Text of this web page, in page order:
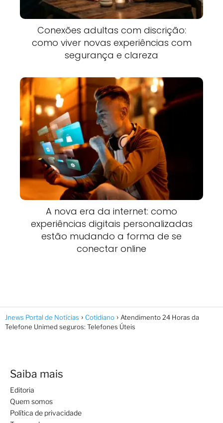
Conexões adultas com discrição:
como viver novas experiências com
segurança e clareza
A nova era da internet: como
experiências digitais personalizadas
estão mudando a forma de se
conectar online
Jnews Portal de Notícias Cotidiano
Atendimento 24 Horas da
Telefone Unimed seguros: Telefones Úteis
Saiba mais
Editoria
Quem somos
Política de privacidade